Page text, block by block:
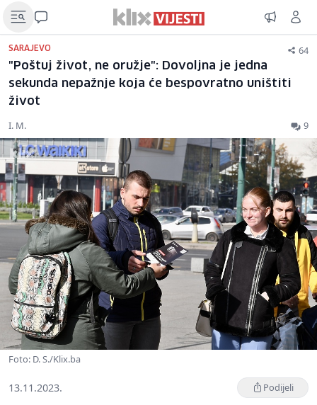
SARAJEVO 64
"Poštuj život, ne oružje": Dovoljna je jedna
sekunda nepažnje koja će bespovratno uništiti
život
I. M. 9
Foto: D. S./Klix.ba
13.11.2023. Podijeli